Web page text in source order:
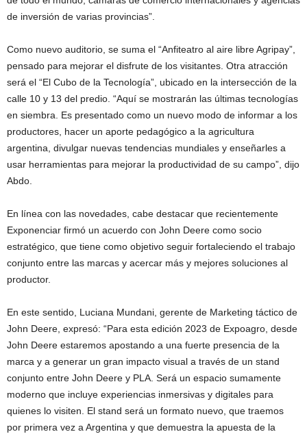
de inversión de varias provincias”.
Como nuevo auditorio, se suma el “Anfiteatro al aire libre Agripay”,
pensado para mejorar el disfrute de los visitantes. Otra atracción
será el “El Cubo de la Tecnología”, ubicado en la intersección de la
calle 10 y 13 del predio. “Aquí se mostrarán las últimas tecnologías
en siembra. Es presentado como un nuevo modo de informar a los
productores, hacer un aporte pedagógico a la agricultura
argentina, divulgar nuevas tendencias mundiales y enseñarles a
usar herramientas para mejorar la productividad de su campo”, dijo
Abdo.
En línea con las novedades, cabe destacar que recientemente
Exponenciar firmó un acuerdo con John Deere como socio
estratégico, que tiene como objetivo seguir fortaleciendo el trabajo
conjunto entre las marcas y acercar más y mejores soluciones al
productor.
En este sentido, Luciana Mundani, gerente de Marketing táctico de
John Deere, expresó: “Para esta edición 2023 de Expoagro, desde
John Deere estaremos apostando a una fuerte presencia de la
marca y a generar un gran impacto visual a través de un stand
conjunto entre John Deere y PLA. Será un espacio sumamente
moderno que incluye experiencias inmersivas y digitales para
quienes lo visiten. El stand será un formato nuevo, que traemos
por primera vez a Argentina y que demuestra la apuesta de la